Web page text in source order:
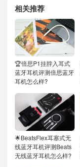
相关推荐
🏆倍思P1挂脖入耳式
蓝牙耳机评测倍思蓝牙
耳机怎么样?
🌟BeatsFlex耳塞式无
线蓝牙耳机评测Beats
无线蓝牙耳机怎么样?